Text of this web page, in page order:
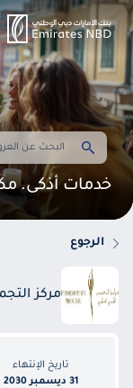
خدمات أذكى.
الرجوع
مركز
تاريخ الإنتهاء
31 ديسمبر 2030